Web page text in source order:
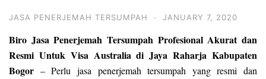
JASA PENERJEMAH TERSUMPAH · JANUARY 7, 2020
Biro Jasa Penerjemah Tersumpah Profesional Akurat dan
Resmi Untuk Visa Australia di Jaya Raharja Kabupaten
Bogor – Perlu jasa penerjemah tersumpah yang resmi dan